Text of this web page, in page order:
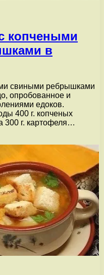
копчеными
в
свиными ребрышками
опробованное и
едоков.
400 г. копченых
300 г. картофеля…